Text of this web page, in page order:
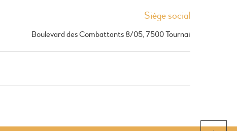
Siège social
Boulevard des Combattants 8/05, 7500 Tournai